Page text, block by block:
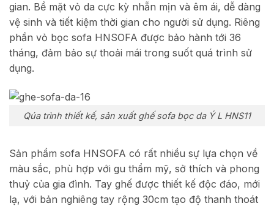
gian. Bề mặt vỏ da cực kỳ nhẵn mịn và êm ái, dễ dàng
vệ sinh và tiết kiệm thời gian cho người sử dụng. Riêng
phần vỏ bọc sofa HNSOFA được bảo hành tới 36
tháng, đảm bảo sự thoải mái trong suốt quá trình sử
dụng.
Qúa trình thiết kế, sản xuất ghế sofa bọc da Ý L HNS11
Sản phẩm sofa HNSOFA có rất nhiều sự lựa chọn về
màu sắc, phù hợp với gu thẩm mỹ, sở thích và phong
thuỷ của gia đình. Tay ghế được thiết kế độc đáo, mới
lạ, với bản nghiêng tay rộng 30cm tạo độ thanh thoát